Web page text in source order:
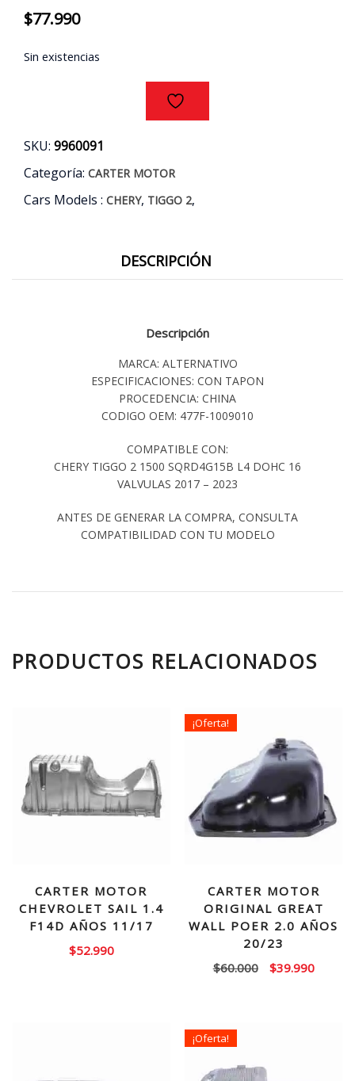
$77.990
Sin existencias
SKU: 9960091
Categoría: CARTER MOTOR
Cars Models : CHERY, TIGGO 2,
DESCRIPCIÓN
Descripción
MARCA: ALTERNATIVO
ESPECIFICACIONES: CON TAPON
PROCEDENCIA: CHINA
CODIGO OEM: 477F-1009010
COMPATIBLE CON:
CHERY TIGGO 2 1500 SQRD4G15B L4 DOHC 16
VALVULAS 2017 – 2023
ANTES DE GENERAR LA COMPRA, CONSULTA
COMPATIBILIDAD CON TU MODELO
PRODUCTOS RELACIONADOS
CARTER MOTOR
CHEVROLET SAIL 1.4
F14D AÑOS 11/17
$52.990
¡Oferta!
CARTER MOTOR
ORIGINAL GREAT
WALL POER 2.0 AÑOS
20/23
$60.000
El
$39.990El
¡Oferta!